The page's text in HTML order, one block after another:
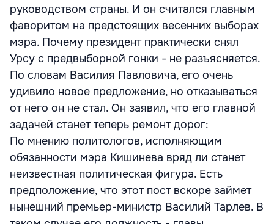
руководством страны. И он считался главным
фаворитом на предстоящих весенних выборах
мэра. Почему президент практически снял
Урсу с предвыборной гонки - не разъясняется.
По словам Василия Павловича, его очень
удивило новое предложение, но отказываться
от него он не стал. Он заявил, что его главной
задачей станет теперь ремонт дорог:
По мнению политологов, исполняющим
обязанности мэра Кишинева вряд ли станет
неизвестная политическая фигура. Есть
предположение, что этот пост вскоре займет
нынешний премьер-министр Василий Тарлев. В